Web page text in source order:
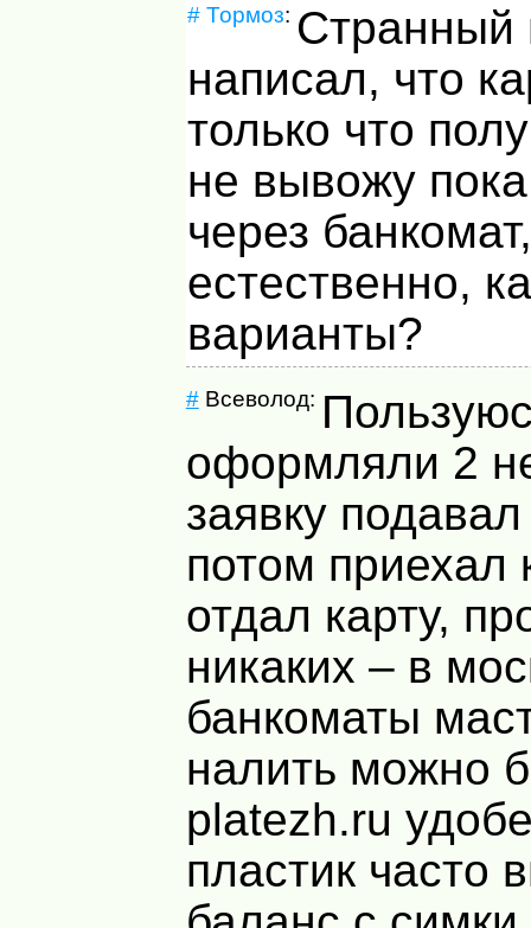
# Тормоз: Странный
написал, что
только что
не вывожу
через
естественно,
варианты?
#Всеволод:
оформляли 2
заявку
потом приехал
отдал карту,
никаких – в
банкоматы
налить можно
platezh.ru
пластик часто